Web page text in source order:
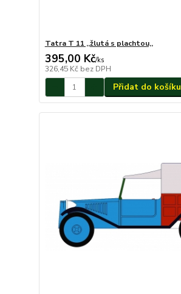
Tatra T 11 ,,žlutá s plachtou,,
395,00 Kč/ks
326,45 Kč bez DPH
Přidat do košíku